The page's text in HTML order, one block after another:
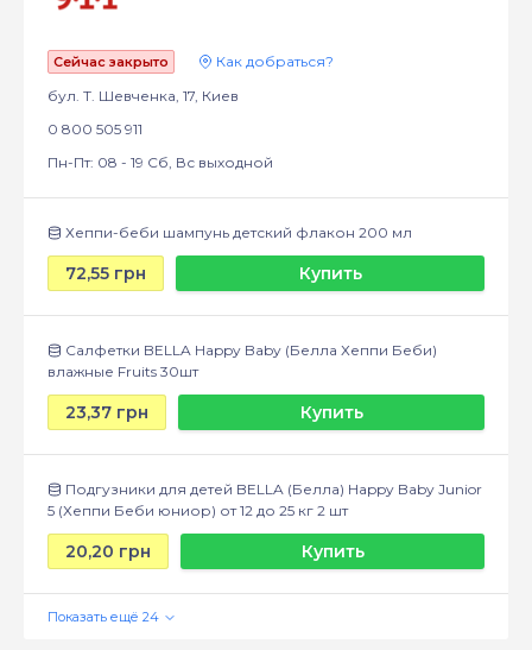
Сейчас закрыто
Как добраться?
бул. Т. Шевченка, 17, Киев
0 800 505 911
Пн-Пт: 08 - 19 Сб, Вс выходной
Хеппи-беби шампунь детский флакон 200 мл
72,55 грн Купить
Салфетки BELLA Happy Baby (Белла Хеппи Беби)
влажные Fruits 30шт
23,37 грн Купить
Подгузники для детей BELLA (Белла) Happy Baby Junior
5 (Хеппи Беби юниор) от 12 до 25 кг 2 шт
20,20 грн Купить